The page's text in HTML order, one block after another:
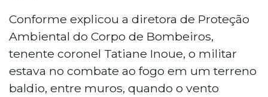
Conforme explicou a diretora de Proteção
Ambiental do Corpo de Bombeiros,
tenente coronel Tatiane Inoue, o militar
estava no combate ao fogo em um terreno
baldio, entre muros, quando o vento